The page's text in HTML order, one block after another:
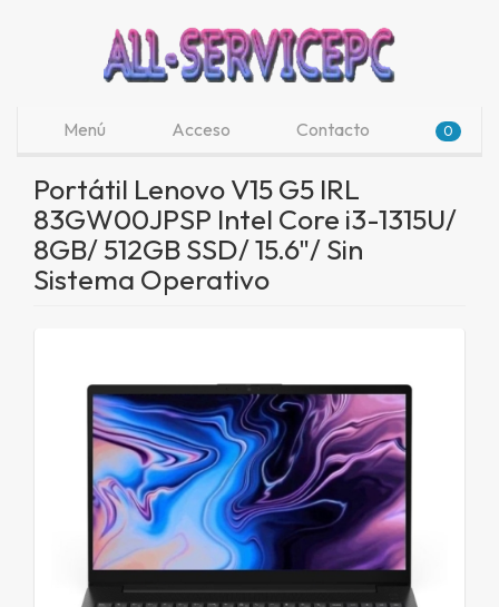
Menú Acceso Contacto 0
Portátil Lenovo V15 G5 IRL
83GW00JPSP Intel Core i3-1315U/
8GB/ 512GB SSD/ 15.6"/ Sin
Sistema Operativo